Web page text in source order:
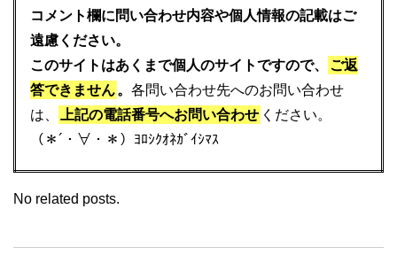
コメント欄に問い合わせ内容や個人情報の記載はご
遠慮ください。
このサイトはあくまで個人のサイトですので、
ご返
答できません。 各問い合わせ先へのお問い合わせ
は、
上記の電話番号へお問い合わせ ください。
（＊´・∀・＊）ﾖﾛｼｸｵﾈｶﾞｲｼﾏｽ
No related posts.